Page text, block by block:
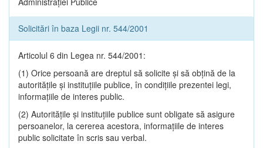
Solicitări în baza Legii nr. 544/2001
Articolul 6 din Legea nr. 544/2001:
(1) Orice persoană are dreptul să solicite şi să obţină de la
autorităţile şi instituţiile publice, în condiţiile prezentei legi,
informaţiile de interes public.
(2) Autorităţile şi instituţiile publice sunt obligate să asigure
persoanelor, la cererea acestora, informaţiile de interes
public solicitate în scris sau verbal.